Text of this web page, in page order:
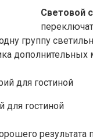
Световой
группу
дополнительных
для гостиной